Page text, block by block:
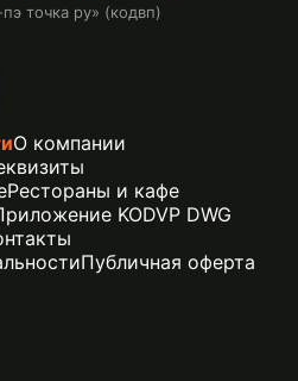
точка ру» (кодвп)
О компании
Рестораны и кафе
KODVP DWG
Публичная оферта